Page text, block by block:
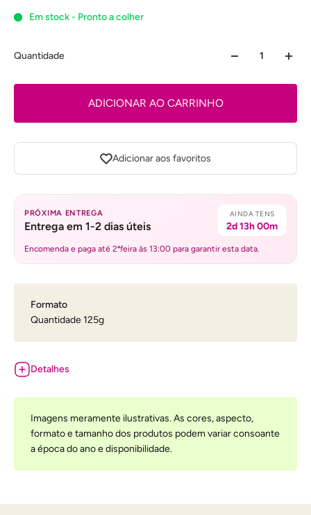
Em stock - Pronto a colher
Quantidade
ADICIONAR AO CARRINHO
Adicionar aos favoritos
PRÓXIMA ENTREGA
Entrega em 1-2 dias úteis
AINDA TENS
2d 13h 00m
Encomenda e paga até 2ªfeira às 13:00 para garantir esta data.
Formato
Quantidade 125g
Detalhes
Imagens meramente ilustrativas. As cores, aspecto,
formato e tamanho dos produtos podem variar consoante
a época do ano e disponibilidade.